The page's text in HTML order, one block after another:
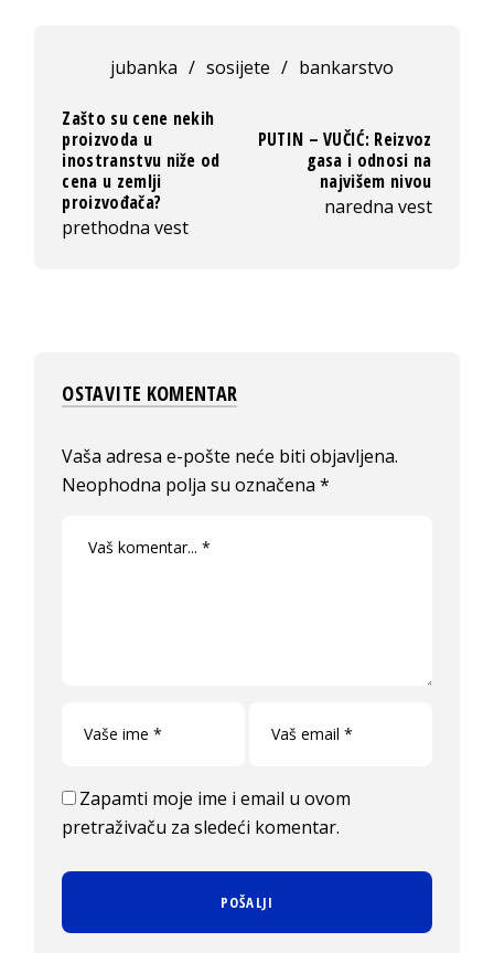
jubanka / sosijete / bankarstvo
Zašto su cene nekih
proizvoda u
inostranstvu niže od
cena u zemlji
proizvođača?
prethodna vest
PUTIN – VUČIĆ: Reizvoz
gasa i odnosi na
najvišem nivou
naredna vest
OSTAVITE KOMENTAR
Vaša adresa e-pošte neće biti objavljena.
Neophodna polja su označena*
Zapamti moje ime i email u ovom
pretraživaču za sledeći komentar.